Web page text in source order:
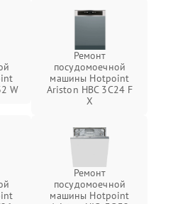
W
Ремонт
посудомоечной
машины Hotpoint
Ariston HBC 3C24 F
X
Ремонт
посудомоечной
машины Hotpoint